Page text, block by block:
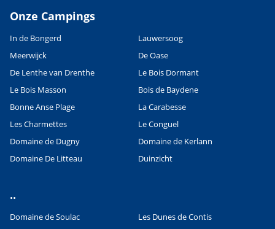
Onze Campings
In de Bongerd
Lauwersoog
Meerwijck
De Oase
De Lenthe van Drenthe
Le Bois Dormant
Le Bois Masson
Bois de Baydene
Bonne Anse Plage
La Carabesse
Les Charmettes
Le Conguel
Domaine de Dugny
Domaine de Kerlann
Domaine De Litteau
Duinzicht
..
Domaine de Soulac
Les Dunes de Contis